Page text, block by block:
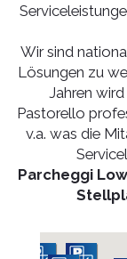
Wir sind
Lösungen zu
Jahren
Pastorello
v.a. was die
Parcheggi